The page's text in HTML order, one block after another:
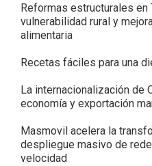
Reformas estructurales en
vulnerabilidad rural y
alimentaria
Recetas fáciles para una
La internacionalización de
economía y exportación
Masmovil acelera la
despliegue masivo de
velocidad